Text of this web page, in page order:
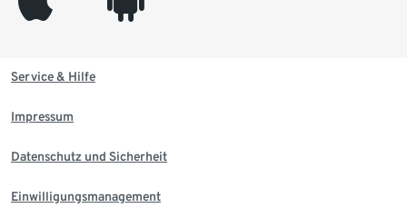
Service & Hilfe
Impressum
Datenschutz und Sicherheit
Einwilligungsmanagement